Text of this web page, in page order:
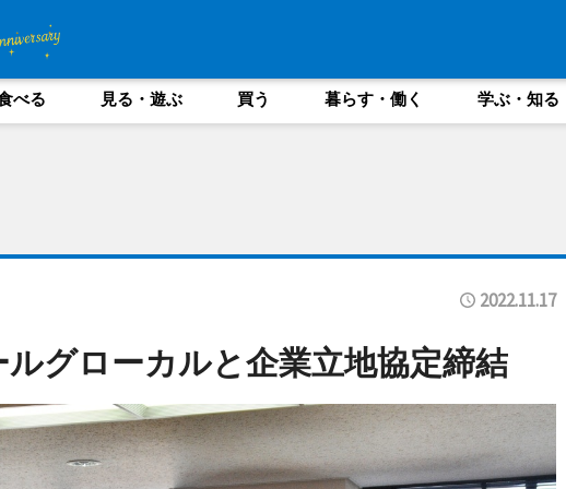
べる 見る・遊ぶ 買う 暮らす・働く 学ぶ・知る
2022.11.17
グローカルと企業立地協定締結